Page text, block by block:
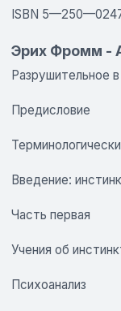
ISBN
Эрих Фромм -
Разрушительное
Предисловие
Введение:
Часть первая
Учения об
Психоанализ